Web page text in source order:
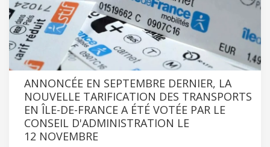
ANNONCÉE EN SEPTEMBRE DERNIER, LA
NOUVELLE TARIFICATION DES TRANSPORTS
EN ÎLE-DE-FRANCE A ÉTÉ VOTÉE PAR LE
CONSEIL D'ADMINISTRATION LE
12 NOVEMBRE